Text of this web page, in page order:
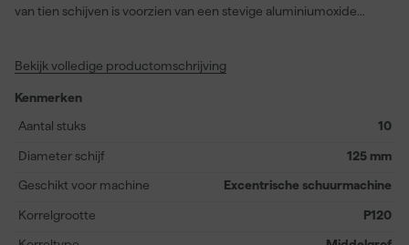
van tien schijven is voorzien van een stevige aluminiumoxide
zorgt ervoor dat het schuurmiddel niet snel volloopt, zelfs niet bij
bijzonder geschikt voor het bewerken van gelakt hout en lak,
maar ook voor hout, kunststof, ferro en non-ferro metalen. Dankzij
schijven eenvoudig en snel, zodat je zonder onderbrekingen kunt
doorwerken. Deze schijven passen perfect op diverse Makita
waardoor een breed scala aan schuurmachines kan worden
uitgerust voor optimale resultaten bij excentrisch schuren.
Bekijk volledige productomschrijving
Kenmerken
Aantal stuks
10
Diameter schijf 125 mm
Geschikt voor machine Excentrische schuurmachine
Korrelgrootte P120